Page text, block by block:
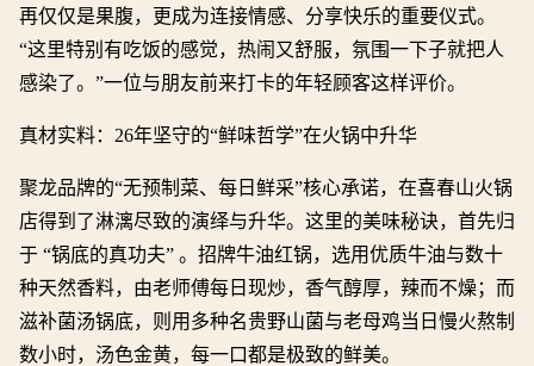
再仅仅是果腹，更成为连接情感、分享快乐的重要仪式。
“这里特别有吃饭的感觉，热闹又舒服，氛围一下子就把人
感染了。”一位与朋友前来打卡的年轻顾客这样评价。
真材实料：26年坚守的“鲜味哲学”在火锅中升华
聚龙品牌的“无预制菜、每日鲜采”核心承诺，在喜春山火锅
店得到了淋漓尽致的演绎与升华。这里的美味秘诀，首先归
于 “锅底的真功夫” 。招牌牛油红锅，选用优质牛油与数十
种天然香料，由老师傅每日现炒，香气醇厚，辣而不燥；而
滋补菌汤锅底，则用多种名贵野山菌与老母鸡当日慢火熬制
数小时，汤色金黄，每一口都是极致的鲜美。